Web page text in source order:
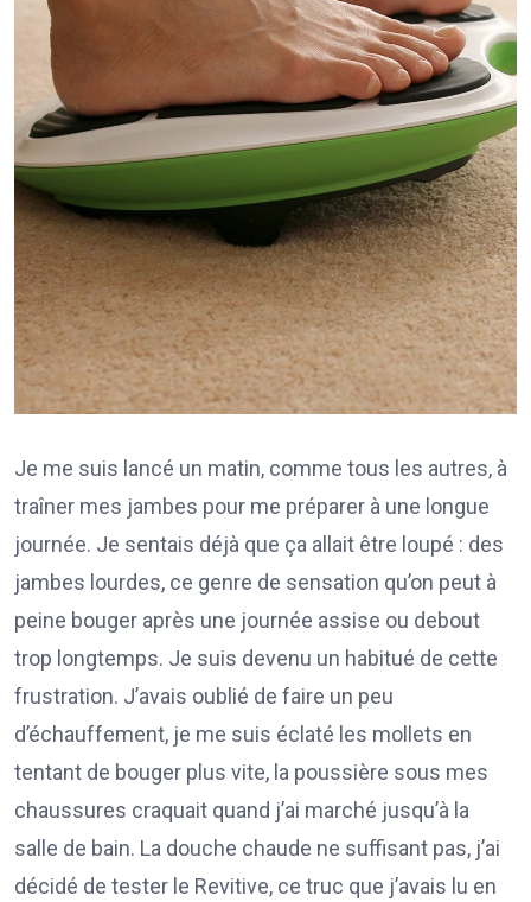
Je me suis lancé un matin, comme tous les autres, à
traîner mes jambes pour me préparer à une longue
journée. Je sentais déjà que ça allait être loupé : des
jambes lourdes, ce genre de sensation qu’on peut à
peine bouger après une journée assise ou debout
trop longtemps. Je suis devenu un habitué de cette
frustration. J’avais oublié de faire un peu
d’échauffement, je me suis éclaté les mollets en
tentant de bouger plus vite, la poussière sous mes
chaussures craquait quand j’ai marché jusqu’à la
salle de bain. La douche chaude ne suffisant pas, j’ai
décidé de tester le Revitive, ce truc que j’avais lu en